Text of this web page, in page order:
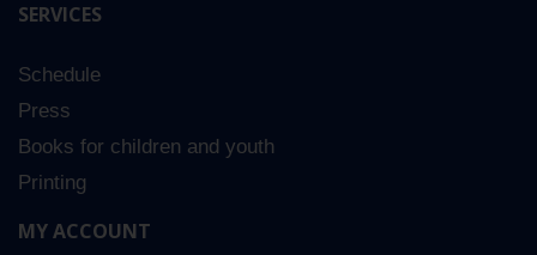
SERVICES
Schedule
Press
Books for children and youth
Printing
MY ACCOUNT